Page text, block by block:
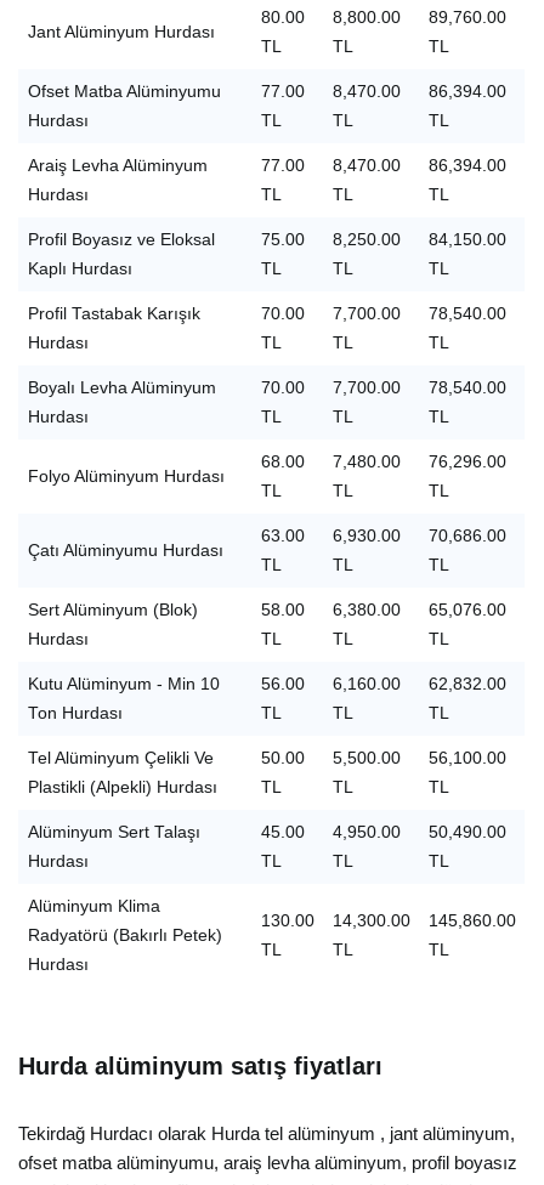
Jant Alüminyum Hurdası
80.00
TL
8,800.00
TL
89,760.00
TL
Ofset Matba Alüminyumu
Hurdası
77.00
TL
8,470.00
TL
86,394.00
TL
Araiş Levha Alüminyum
Hurdası
77.00
TL
8,470.00
TL
86,394.00
TL
Profil Boyasız ve Eloksal
Kaplı Hurdası
75.00
TL
8,250.00
TL
84,150.00
TL
Profil Tastabak Karışık
Hurdası
70.00
TL
7,700.00
TL
78,540.00
TL
Boyalı Levha Alüminyum
Hurdası
70.00
TL
7,700.00
TL
78,540.00
TL
Folyo Alüminyum Hurdası
68.00
TL
7,480.00
TL
76,296.00
TL
Çatı Alüminyumu Hurdası
63.00
TL
6,930.00
TL
70,686.00
TL
Sert Alüminyum (Blok)
Hurdası
58.00
TL
6,380.00
TL
65,076.00
TL
Kutu Alüminyum - Min 10
Ton Hurdası
56.00
TL
6,160.00
TL
62,832.00
TL
Tel Alüminyum Çelikli Ve
Plastikli (Alpekli) Hurdası
50.00
TL
5,500.00
TL
56,100.00
TL
Alüminyum Sert Talaşı
Hurdası
45.00
TL
4,950.00
TL
50,490.00
TL
Alüminyum Klima
Radyatörü (Bakırlı Petek)
Hurdası
130.00
TL
14,300.00
TL
145,860.00
TL
Hurda alüminyum satış fiyatları
Tekirdağ Hurdacı olarak Hurda tel alüminyum , jant alüminyum,
ofset matba alüminyumu, araiş levha alüminyum, profil boyasız